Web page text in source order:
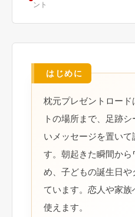
ント
枕元プレゼントロー
トの場所まで、足跡
いメッセージを置い
す。朝起きた瞬間から
め、子どもの誕生日
ています。恋人や家
使えます。